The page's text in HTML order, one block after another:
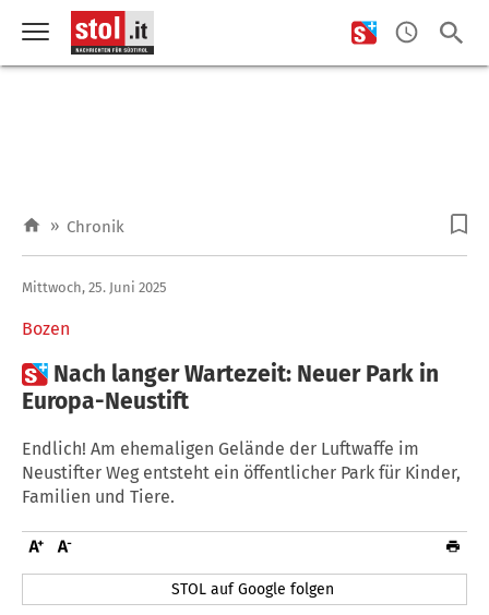
» Chronik
Bozen
Mittwoch, 25. Juni 2025
 Nach langer Wartezeit: Neuer Park in
Europa-Neustift
Endlich! Am ehemaligen Gelände der Luftwaffe im
Neustifter Weg entsteht ein öffentlicher Park für Kinder,
Familien und Tiere.
STOL auf Google folgen